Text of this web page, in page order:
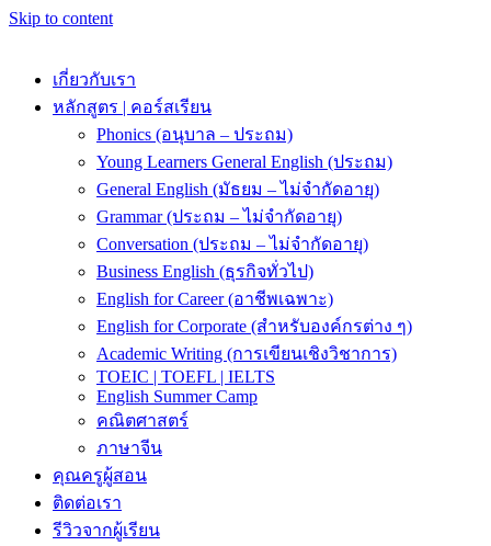
Skip to content
เกี่ยวกับเรา
หลักสูตร | คอร์สเรียน
Phonics (อนุบาล – ประถม)
Young Learners General English (ประถม)
General English (มัธยม – ไม่จำกัดอายุ)
Grammar (ประถม – ไม่จำกัดอายุ)
Conversation (ประถม – ไม่จำกัดอายุ)
Business English (ธุรกิจทั่วไป)
English for Career (อาชีพเฉพาะ)
English for Corporate (สำหรับองค์กรต่าง ๆ)
Academic Writing (การเขียนเชิงวิชาการ)
TOEIC | TOEFL | IELTS
English Summer Camp
คณิตศาสตร์
ภาษาจีน
คุณครูผู้สอน
ติดต่อเรา
รีวิวจากผู้เรียน